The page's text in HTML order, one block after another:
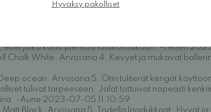
ilman kenkiä! Todella hyvä istuvuus, sopivan
koko päivän. Pohjan ohuuden ansiosta
Arvosana 5. Tyylikkäät mokkanahkaiset
ettei jalka kastu pienissä lätäköissäkään. -Petteri
Chalk White. Arvosana 4. Kevyet ja mukavat
ocean. Arvosana 5. Otin tuliterät kengät
tulivat tarpeeseen. Jalat tottuivat nopeasti
-Aune 2023-07-05 11:10:59
Black. Arvosana 5. Todella laadukkaat. Hyvät
Hyväksy pakolliset